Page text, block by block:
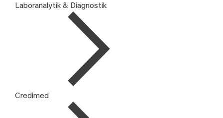
Laboranalytik & Diagnostik
Credimed